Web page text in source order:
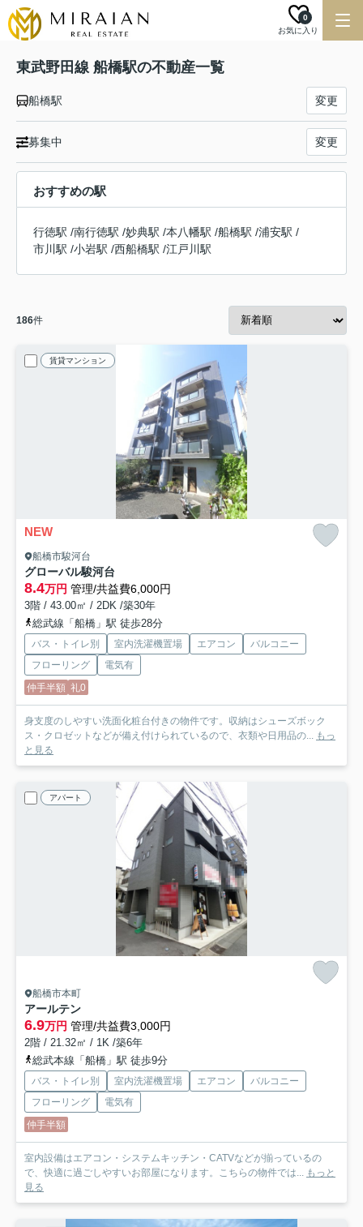
お気に入り
0
東武野田線 船橋駅の不動産一覧
船橋駅 変更
募集中 変更
おすすめの駅
行徳駅 /南行徳駅 /妙典駅 /本八幡駅 /船橋駅 /浦安駅 /
市川駅 /小岩駅 /西船橋駅 /江戸川駅
186件
賃貸マンション
NEW
船橋市駿河台
グローバル駿河台
8.4万円 管理/共益費6,000円
3階 / 43.00㎡ / 2DK /築30年
総武線「船橋」駅 徒歩28分
バス・トイレ別 室内洗濯機置場 エアコン
バルコニー
フローリング
電気有
仲手半額 礼0
身支度のしやすい洗面化粧台付きの物件です。収納はシューズボック
ス・クロゼットなどが備え付けられているので、衣類や日用品の... もっ
と見る
アパート
船橋市本町
アールテン
6.9万円 管理/共益費3,000円
2階 / 21.32㎡ / 1K /築6年
総武本線「船橋」駅 徒歩9分
バス・トイレ別 室内洗濯機置場 エアコン
バルコニー
フローリング
電気有
仲手半額
室内設備はエアコン・システムキッチン・CATVなどが揃っているの
で、快適に過ごしやすいお部屋になります。こちらの物件では... もっと
見る